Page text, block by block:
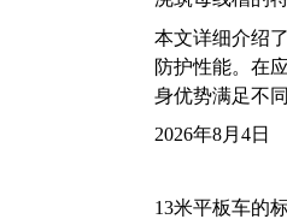
本文详细介绍
防护性能。在
身优势满足不
2026年8月4日
13米平板车的